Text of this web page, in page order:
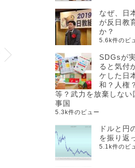
なぜ、日
が反日教
か？
5.6k件のビ
SDGsが
ると気付
ケした日
和？人権
等？武力を放棄しない
事国
5.3k件のビュー
ドルと円
を振り返
5.1k件のビ